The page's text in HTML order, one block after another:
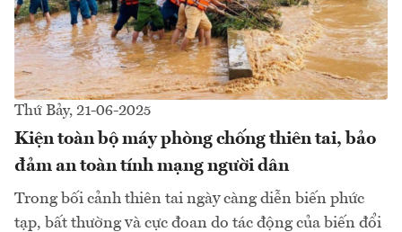
Thứ Bảy, 21-06-2025
Kiện toàn bộ máy phòng chống thiên tai, bảo
đảm an toàn tính mạng người dân
Trong bối cảnh thiên tai ngày càng diễn biến phức
tạp, bất thường và cực đoan do tác động của biến đổi